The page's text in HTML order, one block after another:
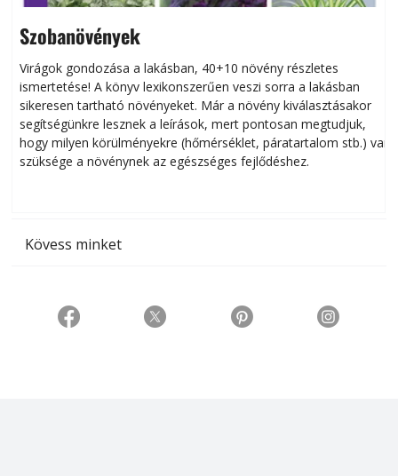
Szobanövények
Virágok gondozása a lakásban, 40+10 növény részletes
ismertetése! A könyv lexikonszerűen veszi sorra a lakásban
sikeresen tart­ha­tó növényeket. Már a növény kiválasztásakor
segítségünkre lesznek a leírások, mert pontosan megtudjuk,
hogy milyen körülményekre (hőmérséklet, páratartalom stb.) van
szüksége a növénynek az egészséges fejlődéshez.
Kövess minket